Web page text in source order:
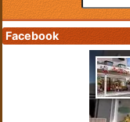
Facebook